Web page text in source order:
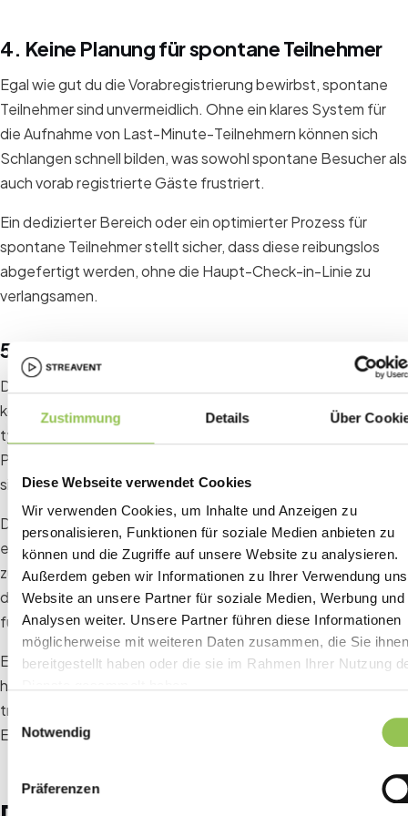
Zustimmung Details Über
Diese Webseite verwendet Cookies
Wir verwenden Cookies, um Inhalte und Anzeigen zu
personalisieren, Funktionen für soziale Medien anbieten zu
können und die Zugriffe auf unsere Website zu analysieren.
Außerdem geben wir Informationen zu Ihrer Verwendung
Website an unsere Partner für soziale Medien, Werbung und
Analysen weiter. Unsere Partner führen diese Informationen
möglicherweise mit weiteren Daten zusammen, die Sie ihnen
bereitgestellt haben oder die sie im Rahmen Ihrer Nutzung
Einwilligungsauswahl
Notwendig
Präferenzen
4. Keine Planung für spontane Teilnehmer
Egal wie gut du die Vorabregistrierung bewirbst, spontane
Teilnehmer sind unvermeidlich. Ohne ein klares System für
die Aufnahme von Last-Minute-Teilnehmern können sich
Schlangen schnell bilden, was sowohl spontane Besucher als
auch vorab registrierte Gäste frustriert.
Ein dedizierter Bereich oder ein optimierter Prozess für
spontane Teilnehmer stellt sicher, dass diese reibungslos
abgefertigt werden, ohne die Haupt-Check-in-Linie zu
verlangsamen.
5. Unterschätzung von Stoßzeiten
Die meisten Teilnehmer kommen innerhalb eines
konzentrierten Zeitfensters von 30-45 Minuten an,
typischerweise kurz vor Beginn der Veranstaltung. Wenn
Personal und Systeme nicht auf diesen Andrang vorbereitet
sind, sind Engpässe unvermeidlich.
Durch die Vorhersage von Stoßzeiten und die
entsprechende Skalierung von Ressourcen, sei es durch
zusätzliches Personal oder automatisierte Systeme, kannst
du den Ablauf effizient gestalten und ein nahtloses Erlebnis
für alle bieten.
Eine vorausschauende Planung und das Angehen dieser
häufigen Stolperfallen können den Check-in-Prozess
transformieren und den Teilnehmern einen positiven ersten
Eindruck deiner Veranstaltung vermitteln.